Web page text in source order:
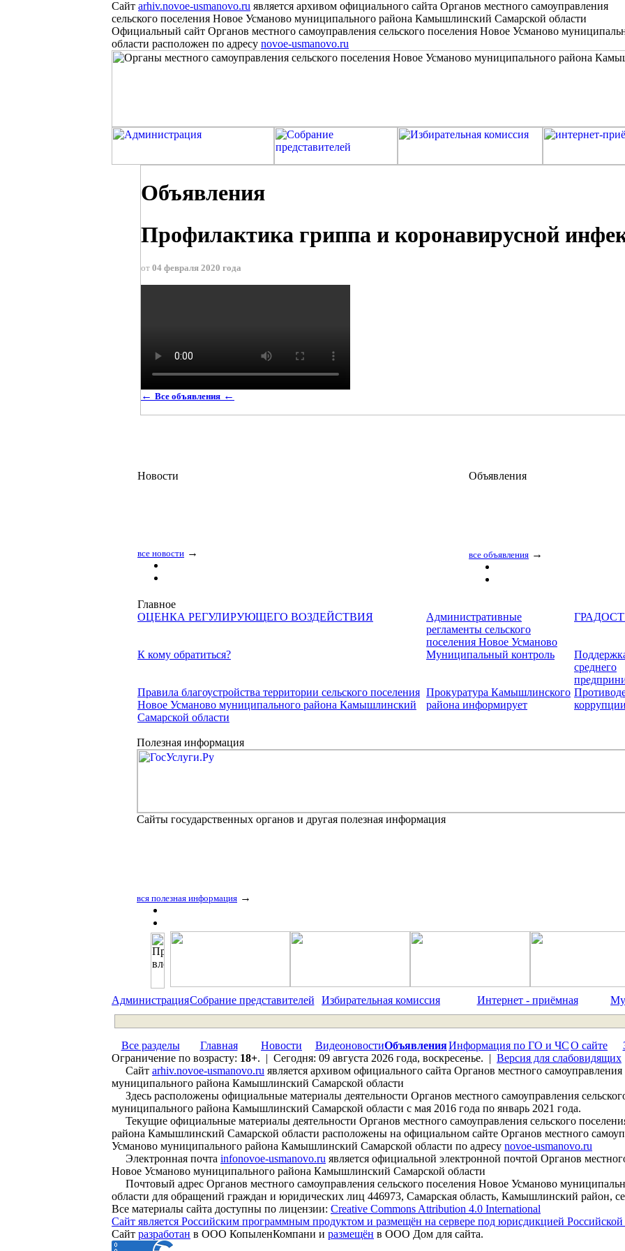
Сайт arhiv.novoe-usmanovo.ru является архивом официального сайта Органов местного самоуправления
сельского поселения Новое Усманово муниципального района Камышлинский Самарской области
Официальный сайт Органов местного самоуправления сельского поселения Новое Усманово
области расположен по адресу novoe-usmanovo.ru
Объявления
Профилактика гриппа и коронавирусной
от 04 февраля 2020 года
← Все объявления ←
Новости
все новости →
Объявления
все объявления →
Главное
ОЦЕНКА РЕГУЛИРУЮЩЕГО ВОЗДЕЙСТВИЯ
Административные
регламенты сельского
поселения Новое Усманово
К кому обратиться? Муниципальный контроль
среднего
Правила благоустройства территории сельского поселения
Новое Усманово муниципального района Камышлинский
Самарской области
Прокуратура Камышлинского
района информирует
коррупции
Полезная информация
Сайты государственных органов и другая полезная информация
вся полезная информация →
АдминистрацияСобрание представителей Избирательная комиссия Интернет - приёмная
Все разделы Главная Новости ВидеоновостиОбъявленияИнформация по ГО и ЧСО сайте
Ограничение по возрасту: 18+. | Сегодня: 09 августа 2026 года, воскресенье. | Версия для слабовидящих
Сайт arhiv.novoe-usmanovo.ru является архивом официального сайта Органов местного
муниципального района Камышлинский Самарской области
Здесь расположены официальные материалы деятельности Органов местного самоуправления
муниципального района Камышлинский Самарской области с мая 2016 года по январь 2021 года.
Текущие официальные материалы деятельности Органов местного самоуправления сельского
района Камышлинский Самарской области расположены на официальном сайте Органов местного
Усманово муниципального района Камышлинский Самарской области по адресу novoe-usmanovo.ru
Электронная почта infonovoe-usmanovo.ru является официальной электронной почтой Органов
Новое Усманово муниципального района Камышлинский Самарской области
Почтовый адрес Органов местного самоуправления сельского поселения Новое Усманово
области для обращений граждан и юридических лиц 446973, Самарская область, Камышлинский район,
Все материалы сайта доступны по лицензии: Creative Commons Attribution 4.0 International
Сайт является Российским программным продуктом и размещён на сервере под юрисдикцией
Сайт разработан в ООО КопыленКомпани и размещён в ООО Дом для сайта.